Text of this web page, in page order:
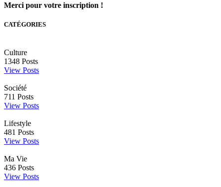
Merci pour votre inscription !
CATÉGORIES
Culture
1348 Posts
View Posts
Société
711 Posts
View Posts
Lifestyle
481 Posts
View Posts
Ma Vie
436 Posts
View Posts